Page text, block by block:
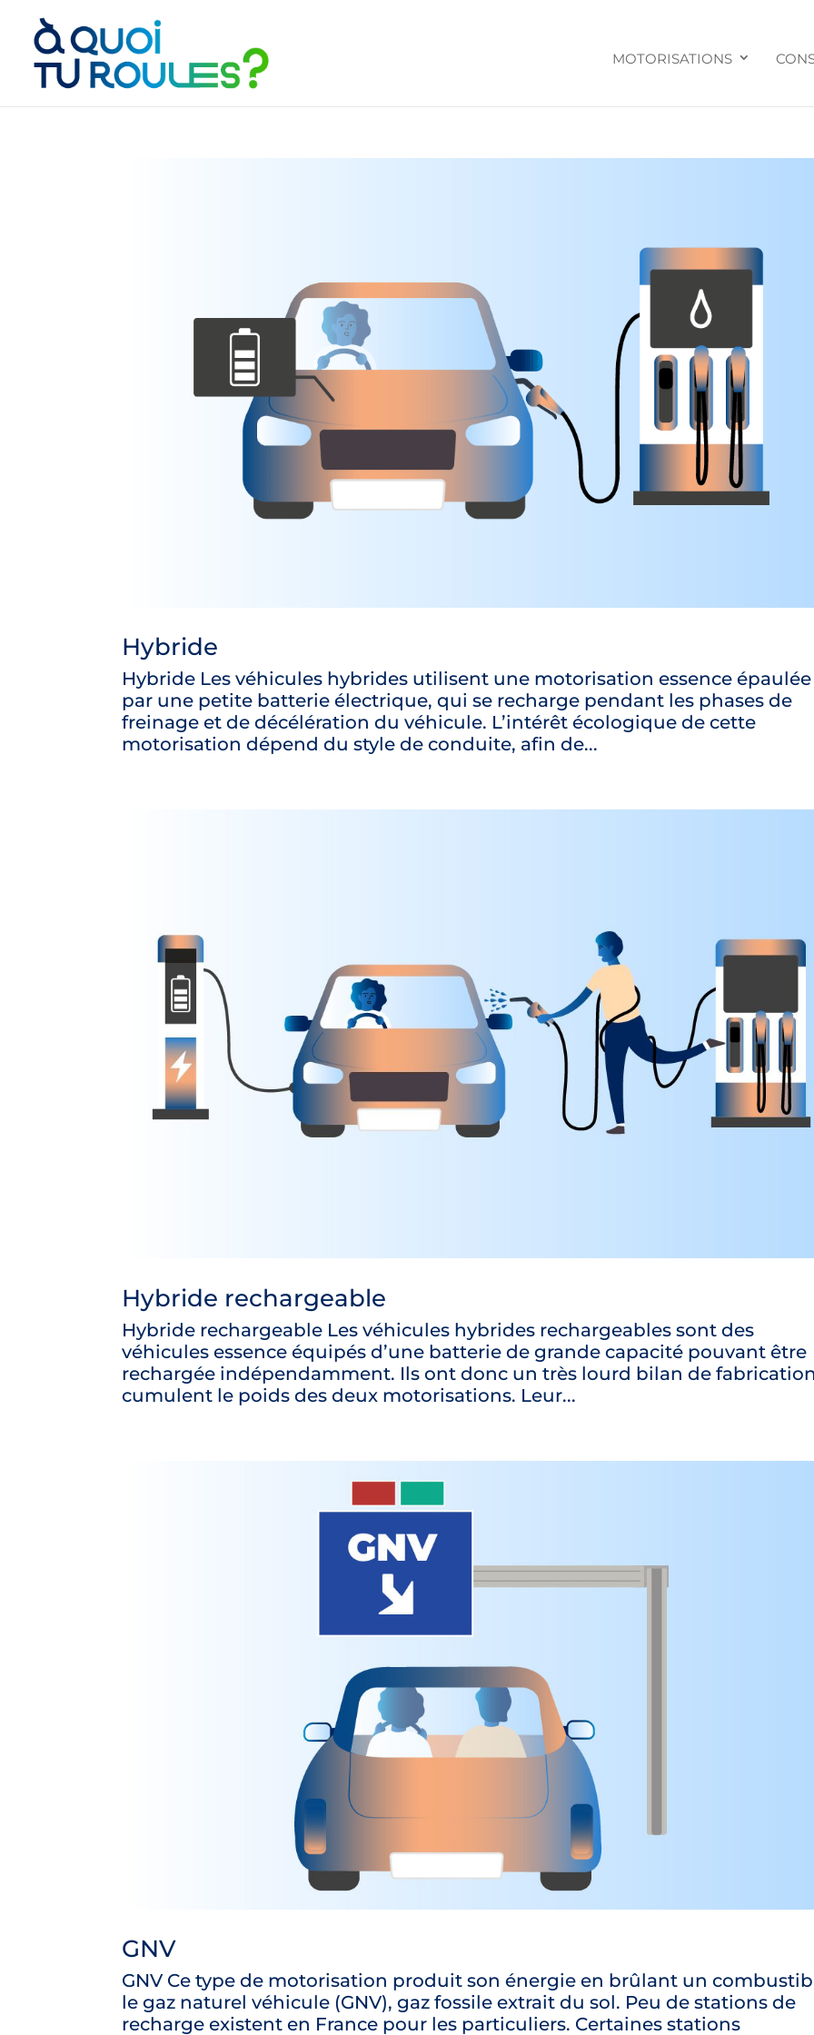
MOTORISATIONS
Hybride
Hybride Les véhicules hybrides utilisent une motorisation essence épaulée
par une petite batterie électrique, qui se recharge pendant les phases de
freinage et de décélération du véhicule. L’intérêt écologique de cette
motorisation dépend du style de conduite, afin de...
Hybride rechargeable
Hybride rechargeable Les véhicules hybrides rechargeables sont des
véhicules essence équipés d’une batterie de grande capacité pouvant être
rechargée indépendamment. Ils ont donc un très lourd bilan de
cumulent le poids des deux motorisations. Leur...
GNV
GNV Ce type de motorisation produit son énergie en brûlant un
le gaz naturel véhicule (GNV), gaz fossile extrait du sol. Peu de stations de
recharge existent en France pour les particuliers. Certaines stations